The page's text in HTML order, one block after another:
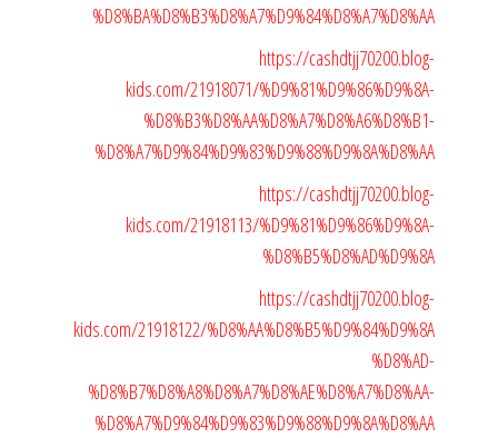
%D8%BA%D8%B3%D8%A7%D9%84%D8%A7%D8%AA
https://cashdtjj70200.blog-
kids.com/21918071/%D9%81%D9%86%D9%8A-
%D8%B3%D8%AA%D8%A7%D8%A6%D8%B1-
%D8%A7%D9%84%D9%83%D9%88%D9%8A%D8%AA
https://cashdtjj70200.blog-
kids.com/21918113/%D9%81%D9%86%D9%8A-
%D8%B5%D8%AD%D9%8A
https://cashdtjj70200.blog-
kids.com/21918122/%D8%AA%D8%B5%D9%84%D9%8A
%D8%AD-
%D8%B7%D8%A8%D8%A7%D8%AE%D8%A7%D8%AA-
%D8%A7%D9%84%D9%83%D9%88%D9%8A%D8%AA